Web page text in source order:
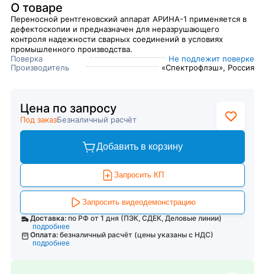
О товаре
Переносной рентгеновский аппарат АРИНА-1 применяется в
дефектоскопии и предназначен для неразрушающего
контроля надежности сварных соединений в условиях
промышленного производства.
Поверка
Не подлежит поверке
Производитель
«Спектрофлэш», Россия
Цена по запросу
Под заказБезналичный расчёт
Добавить в корзину
Запросить КП
Запросить видеодемонстрацию
Доставка: по РФ от 1 дня (ПЭК, СДЕК, Деловые линии)
подробнее
Оплата: безналичный расчёт (цены указаны с НДС)
подробнее